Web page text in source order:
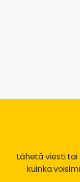
Lähetä viesti
kuinka